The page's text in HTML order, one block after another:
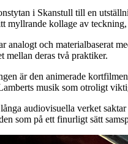
i Skanstull till en
myllrande kollage av teckning,
analogt och materialbaserat
mellan deras två praktiker.
är den animerade
musik som otroligt
audiovisuella verket
som på ett finurligt sätt